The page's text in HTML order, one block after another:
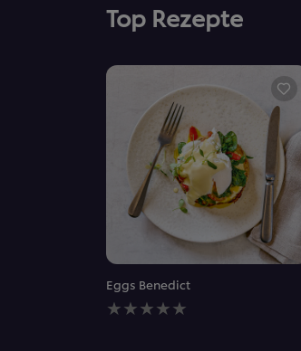
Top Rezepte
Eggs Benedict
Keine
Bewertungen